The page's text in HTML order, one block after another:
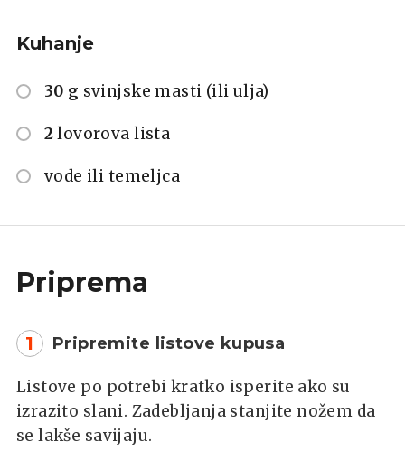
Kuhanje
30 g svinjske masti (ili ulja)
2 lovorova lista
vode ili temeljca
Priprema
1 Pripremite listove kupusa
Listove po potrebi kratko isperite ako su
izrazito slani. Zadebljanja stanjite nožem da
se lakše savijaju.